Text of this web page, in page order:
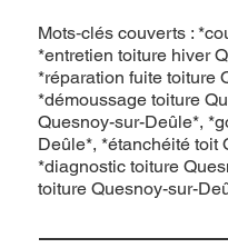
Mots‑clés couverts :
*entretien toiture hiver
*réparation fuite toiture
*démoussage toiture
Quesnoy-sur-Deûle*,
Deûle*, *étanchéité toit
*diagnostic toiture
toiture Quesnoy-sur-